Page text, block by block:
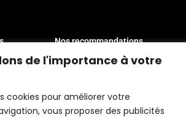
de l'importance à votre
cookies pour améliorer votre
vous proposer des publicités
Nos recommandations
Contact